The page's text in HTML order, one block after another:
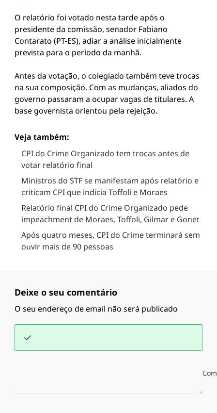
O relatório foi votado nesta tarde após o
presidente da comissão, senador Fabiano
Contarato (PT-ES), adiar a análise inicialmente
prevista para o período da manhã.
Antes da votação, o colegiado também teve trocas
na sua composição. Com as mudanças, aliados do
governo passaram a ocupar vagas de titulares. A
base governista orientou pela rejeição.
Veja também:
CPI do Crime Organizado tem trocas antes de
votar relatório final
Ministros do STF se manifestam após relatório e
criticam CPI que indicia Toffoli e Moraes
Relatório final CPI do Crime Organizado pede
impeachment de Moraes, Toffoli, Gilmar e Gonet
Após quatro meses, CPI do Crime terminará sem
ouvir mais de 90 pessoas
Deixe o seu comentário
O seu endereço de email não será publicado